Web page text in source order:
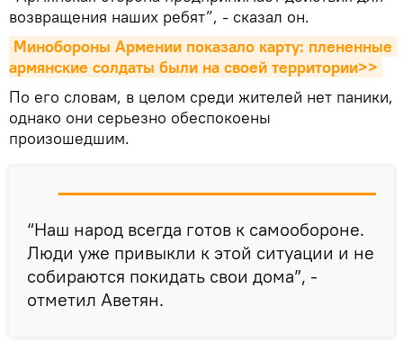
возвращения наших ребят”, - сказал он.
Минобороны Армении показало карту: плененные
армянские солдаты были на своей территории>>
По его словам, в целом среди жителей нет паники,
однако они серьезно обеспокоены
произошедшим.
“Наш народ всегда готов к самообороне.
Люди уже привыкли к этой ситуации и не
собираются покидать свои дома”, -
отметил Аветян.